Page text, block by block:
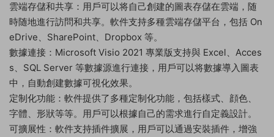
雲端存儲和共享：用戶可以将自己創建的圖表存儲在雲端，随
時随地進行訪問和共享。軟件支持多種雲端存儲平台，包括 On
eDrive、SharePoint、Dropbox 等。
數據連接：Microsoft Visio 2021 專業版支持與 Excel、Acces
s、SQL Server 等數據源進行連接，用戶可以将數據導入圖表
中，自動創建數據可視化效果。
定制化功能：軟件提供了多種定制化功能，包括樣式、顔色、
字體、形狀等等。用戶可以根據自己的需求進行自定義設計。
可擴展性：軟件支持插件擴展，用戶可以通過安裝插件，增強